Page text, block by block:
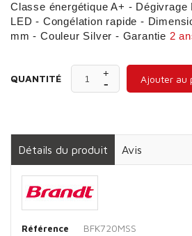
Classe énergétique A+ - Dégivrage
LED - Congélation rapide -
mm - Couleur Silver - Garantie 2
QUANTITÉ Ajouter au
Détails du produit Avis
Référence BFK720MSS